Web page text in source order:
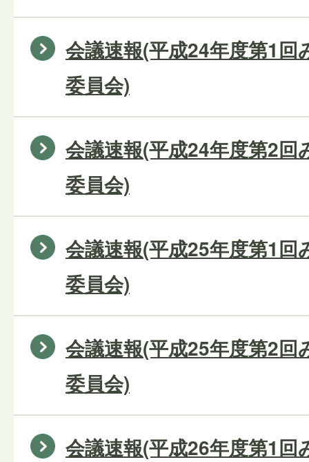
会議速報(平成24年度第1回
委員会)
会議速報(平成24年度第2回
委員会)
会議速報(平成25年度第1回
委員会)
会議速報(平成25年度第2回
委員会)
会議速報(平成26年度第1回